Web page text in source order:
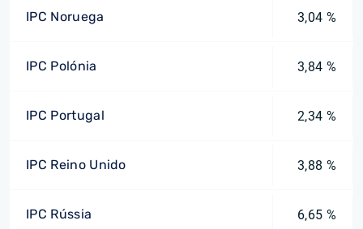
IPC Noruega 3,04 %
IPC Polónia 3,84 %
IPC Portugal 2,34 %
IPC Reino Unido 3,88 %
IPC Rússia 6,65 %